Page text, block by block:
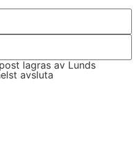
lagras av Lunds
avsluta